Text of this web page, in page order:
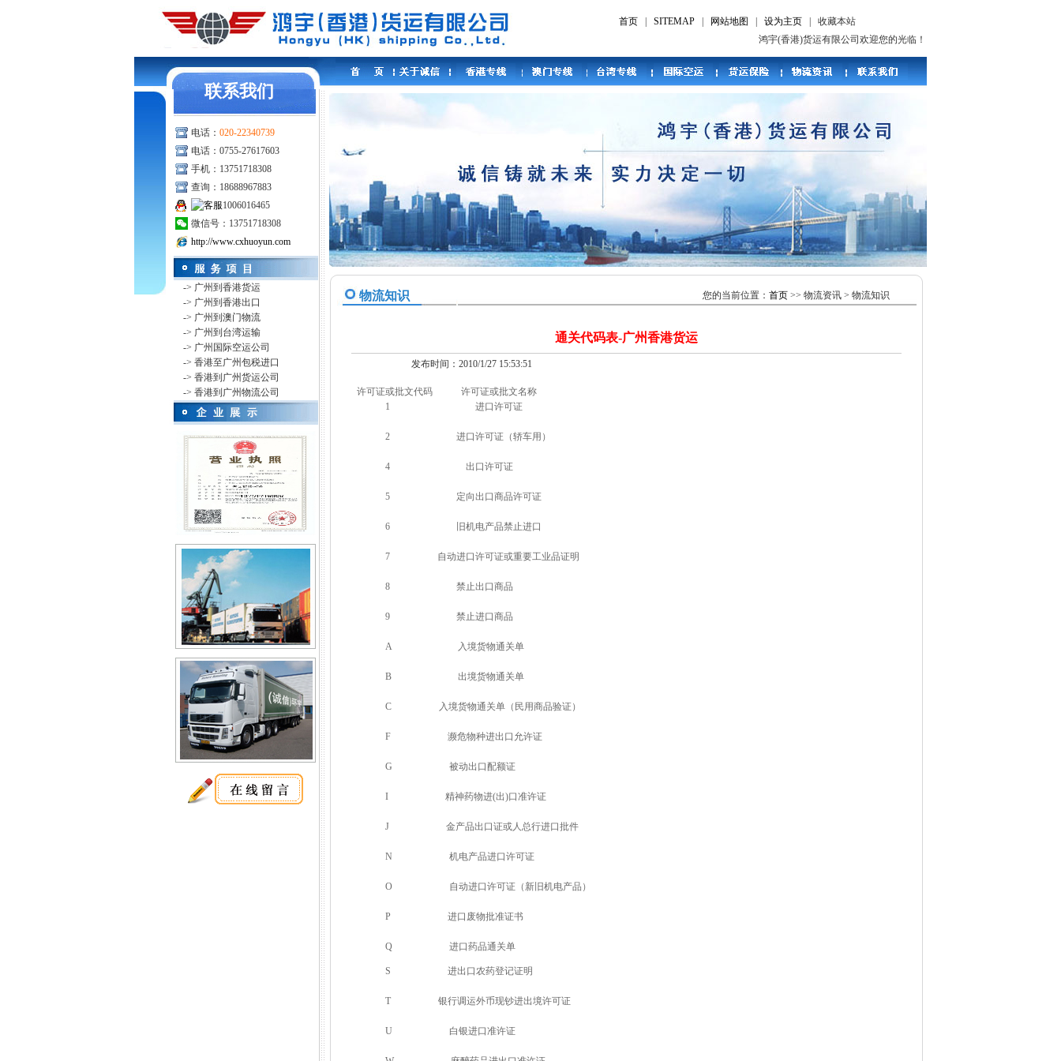
首页 SITEMAP 网站地图 设为主页
收藏本站
鸿宇(香港)货运有限公司欢迎您的光临！ 诚信是我们的宗旨,价格是我们
联系我们
电话： 020-22340739
电话：0755-27617603
手机：13751718308
查询：18688967883
1006016465
微信号：13751718308
http://www.cxhuoyun.com
-> 广州到香港货运
-> 广州到香港出口
-> 广州到澳门物流
-> 广州到台湾运输
-> 广州国际空运公司
-> 香港至广州包税进口
-> 香港到广州货运公司
-> 香港到广州物流公司
物流知识 您的当前位置： 首页>> 物流资讯 > 物流知识
通关代码表-广州香港货运
发布时间：2010/1/27 15:53:51
许可证或批文代码 许可证或批文名称
1 进口许可证
2 进口许可证（轿车用）
4 出口许可证
5 定向出口商品许可证
6 旧机电产品禁止进口
7 自动进口许可证或重要工业品证明
8 禁止出口商品
9 禁止进口商品
A 入境货物通关单
B 出境货物通关单
C 入境货物通关单（民用商品验证）
F 濒危物种进出口允许证
G 被动出口配额证
I 精神药物进(出)口准许证
J 金产品出口证或人总行进口批件
N 机电产品进口许可证
O 自动进口许可证（新旧机电产品）
P 进口废物批准证书
Q 进口药品通关单
S 进出口农药登记证明
T 银行调运外币现钞进出境许可证
U 白银进口准许证